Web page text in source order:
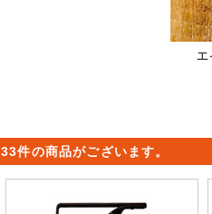
33件の商品がございます。